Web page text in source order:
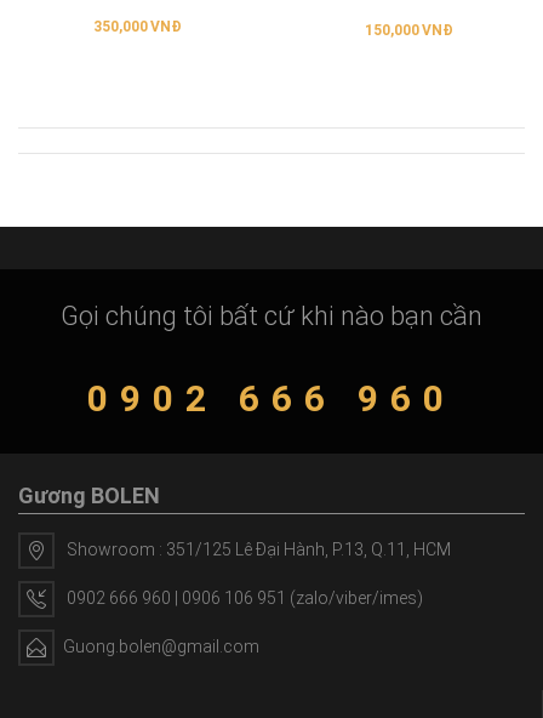
350,000VNĐ 150,000VNĐ
Gọi chúng tôi bất cứ khi nào bạn cần
0902 666 960
Gương BOLEN
Showroom : 351/125 Lê Đại Hành, P.13, Q.11, HCM
0902 666 960 | 0906 106 951 (zalo/viber/imes)
Guong.bolen@gmail.com